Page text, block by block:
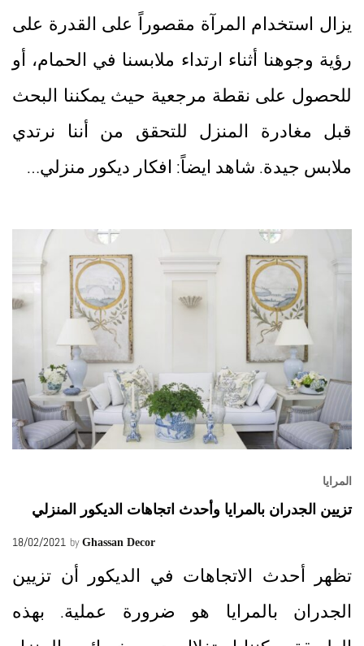
يزال استخدام المرآة مقصوراً على القدرة على
رؤية وجوهنا أثناء ارتداء ملابسنا في الحمام، أو
للحصول على نقطة مرجعية حيث يمكننا البحث
قبل مغادرة المنزل للتحقق من أننا نرتدي
ملابس جيدة. شاهد ايضاً: افكار ديكور منزلي…
المرايا
تزيين الجدران بالمرايا وأحدث اتجاهات الديكور المنزلي
18/02/2021 by Ghassan Decor
تظهر أحدث الاتجاهات في الديكور أن تزيين
الجدران بالمرايا هو ضرورة عملية. بهذه